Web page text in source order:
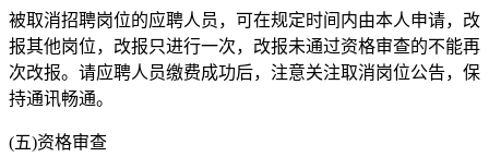
被取消招聘岗位的应聘人员，可在规定时间内由本人申请，改
报其他岗位，改报只进行一次，改报未通过资格审查的不能再
次改报。请应聘人员缴费成功后，注意关注取消岗位公告，保
持通讯畅通。
(五)资格审查